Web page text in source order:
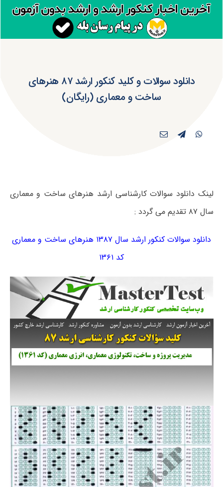
دانلود سوالات و کلید کنکور ارشد ۸۷ هنرهای
ساخت و معماری (رایگان)
لینک دانلود سوالات کارشناسی ارشد هنرهای ساخت و معماری
سال ۸۷ تقدیم می گردد :
دانلود سوالات کنکور ارشد سال ۱۳۸۷ هنرهای ساخت و معماری
کد ۱۳۶۱